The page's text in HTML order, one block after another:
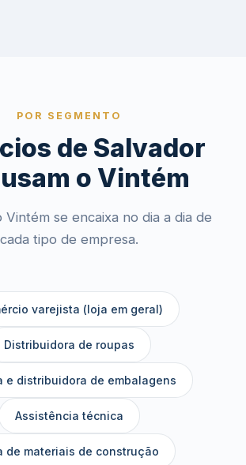
POR SEGMENTO
de Salvador
o Vintém
Vintém se encaixa no dia a dia de
cada tipo de empresa.
varejista (loja em geral)
Distribuidora de roupas
e distribuidora de embalagens
Assistência técnica
de materiais de construção